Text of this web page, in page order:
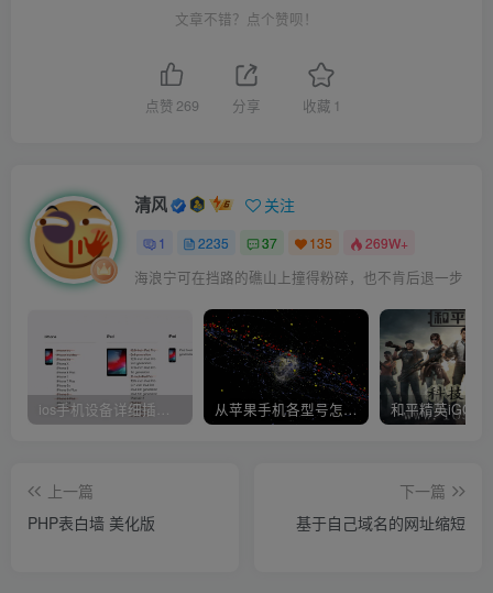
文章不错？点个赞呗！
点赞 269 分享 收藏 1
清风 关注
1 2235 37 135 269W+
海浪宁可在挡路的礁山上撞得粉碎，也不肯后退一步
从苹果手机各型号怎么越狱到怎么开科技完整教程
上一篇
PHP表白墙 美化版
下一篇
基于自己域名的网址缩短